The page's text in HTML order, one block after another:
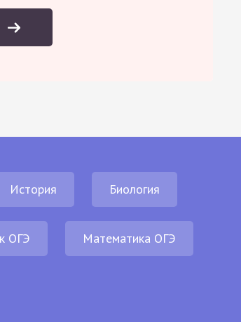
История Биология
ОГЭ Математика ОГЭ